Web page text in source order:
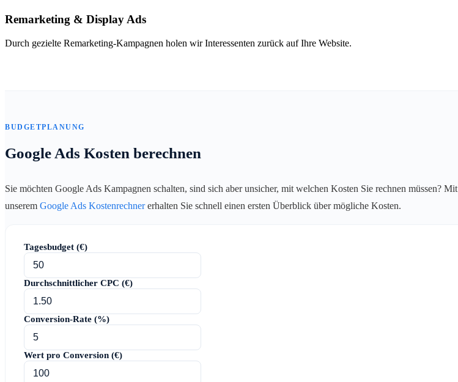
Remarketing & Display Ads
Durch gezielte Remarketing-Kampagnen holen wir Interessenten zurück auf Ihre Website.
BUDGETPLANUNG
Google Ads Kosten berechnen
Sie möchten Google Ads Kampagnen schalten, sind sich aber unsicher, mit welchen Kosten Sie rechnen müssen? Mit
unserem Google Ads Kostenrechnererhalten Sie schnell einen ersten Überblick über mögliche Kosten.
Tagesbudget (€)
Durchschnittlicher CPC (€)
Conversion-Rate (%)
Wert pro Conversion (€)